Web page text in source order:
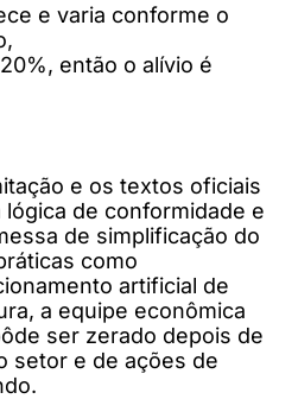
e varia conforme o
então o alívio é
e os textos oficiais
lógica de conformidade e
de simplificação do
como
artificial de
a equipe econômica
ser zerado depois de
setor e de ações de